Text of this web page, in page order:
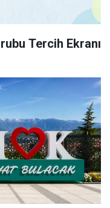
Tercih Ekranı